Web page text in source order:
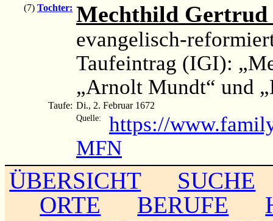
(7) Tochter: Mechthild Gertrud
evangelisch-
Taufeintrag (IGI):
„Arnolt Mundt“ und
Taufe: Di., 2. Februar 1672
Quelle:
https://
MFN
ÜBERSICHT
SUCHE
ORTE
BERUFE